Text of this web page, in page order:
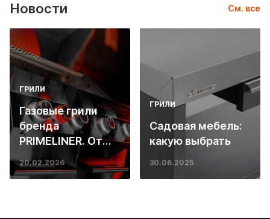
Новости См. все
ГРИЛИ
Газовые грили
бренда
PRIMELINER. От
основ инженерии
до ресторанных
20.02.2026
ГРИЛИ
Садовая мебель:
какую выбрать
30.06.2025